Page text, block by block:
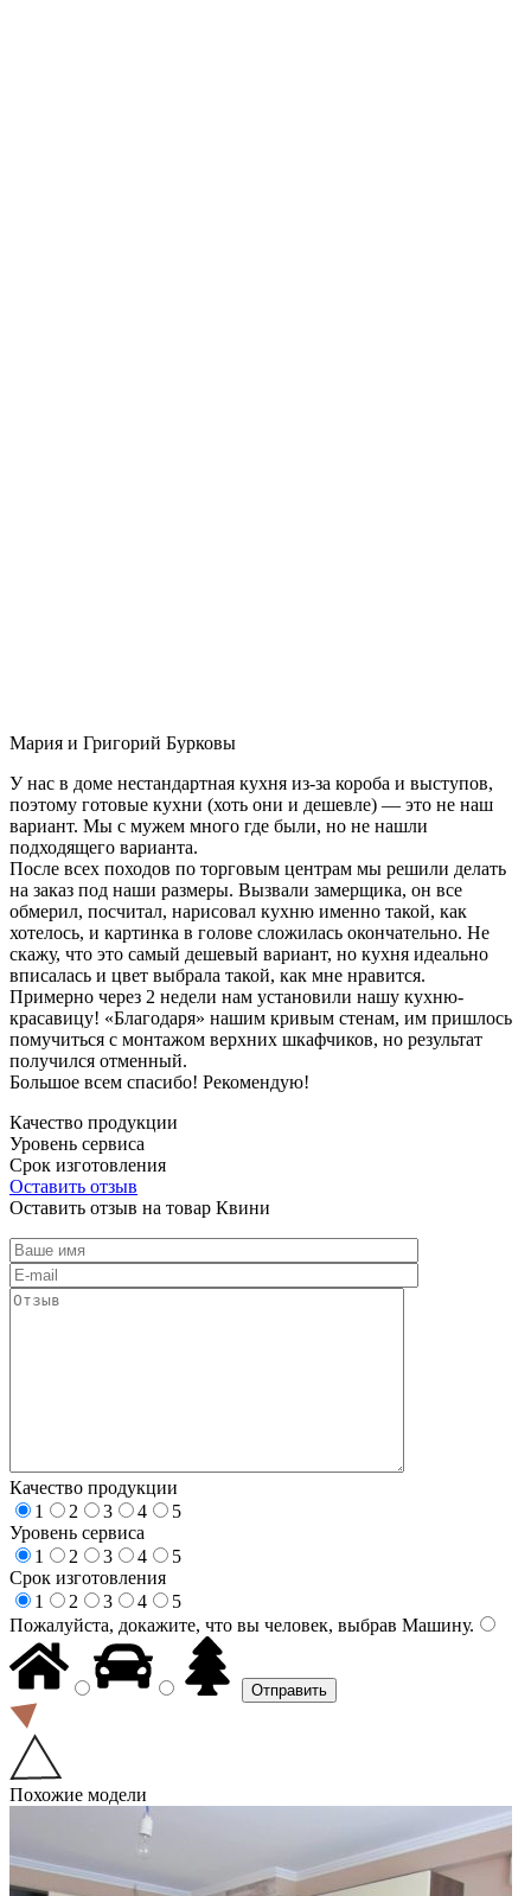
Мария и Григорий Бурковы
У нас в доме нестандартная кухня из-за короба и выступов,
поэтому готовые кухни (хоть они и дешевле) — это не наш
вариант. Мы с мужем много где были, но не нашли
подходящего варианта.
После всех походов по торговым центрам мы решили делать
на заказ под наши размеры. Вызвали замерщика, он все
обмерил, посчитал, нарисовал кухню именно такой, как
хотелось, и картинка в голове сложилась окончательно. Не
скажу, что это самый дешевый вариант, но кухня идеально
вписалась и цвет выбрала такой, как мне нравится.
Примерно через 2 недели нам установили нашу кухню-
красавицу! «Благодаря» нашим кривым стенам, им пришлось
помучиться с монтажом верхних шкафчиков, но результат
получился отменный.
Большое всем спасибо! Рекомендую!
Качество продукции
Уровень сервиса
Срок изготовления
Оставить отзыв
Оставить отзыв на товар Квини
Качество продукции
1
2 3 4
5
Уровень сервиса
1
2 3 4
5
Срок изготовления
1
2 3 4
5
Пожалуйста, докажите, что вы человек, выбрав Машину.
Похожие модели